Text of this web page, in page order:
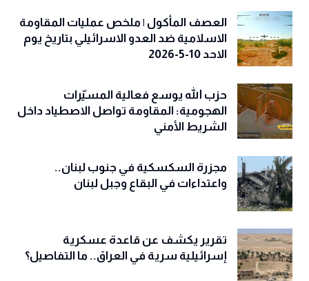
العصف المأكول | ملخص عمليات المقاومة
الاسلامية ضد العدو الاسرائيلي بتاريخ يوم
الاحد 10-5-2026
حزب الله يوسع فعالية المسيّرات
الهجومية: المقاومة تواصل الاصطياد داخل
الشريط الأمني
مجزرة السكسكية في جنوب لبنان..
واعتداءات في البقاع وجبل لبنان
تقرير يكشف عن قاعدة عسكرية
إسرائيلية سرية في العراق.. ما التفاصيل؟